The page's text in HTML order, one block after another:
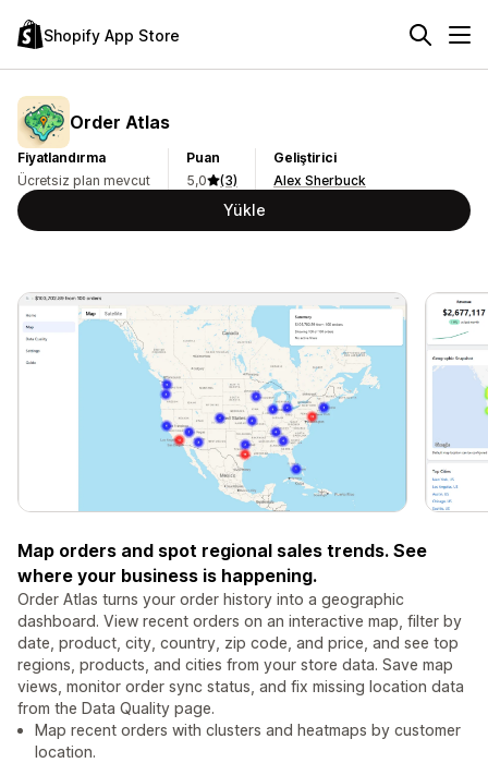
Shopify App Store
Order Atlas
Fiyatlandırma
Ücretsiz plan mevcut
Puan
5,0
(3)
Geliştirici
Alex Sherbuck
Yükle
Map orders and spot regional sales trends. See
where your business is happening.
Order Atlas turns your order history into a geographic
dashboard. View recent orders on an interactive map, filter by
date, product, city, country, zip code, and price, and see top
regions, products, and cities from your store data. Save map
views, monitor order sync status, and fix missing location data
from the Data Quality page.
Map recent orders with clusters and heatmaps by customer
location.